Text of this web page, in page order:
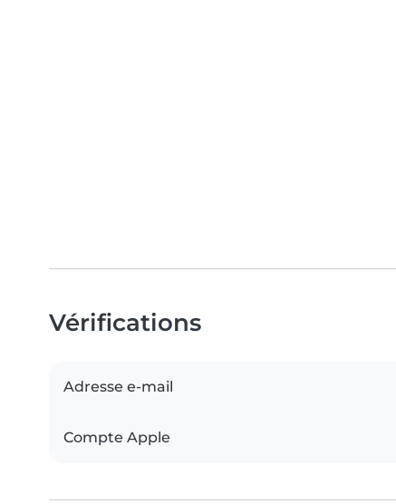
Vérifications
Adresse e-mail
Compte Apple